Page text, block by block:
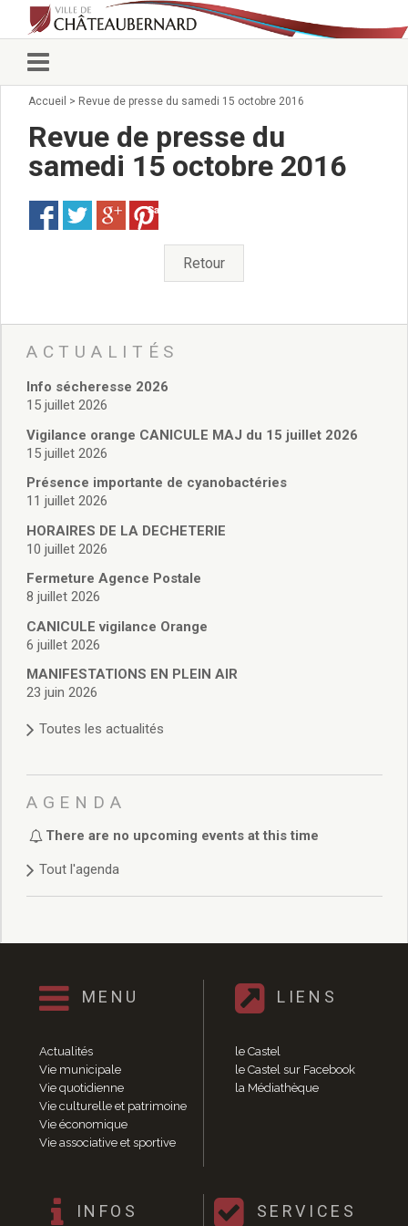
Vie municipale
Conseillers municipaux
Commissions 2026
Arrêtés du Maire
Services municipaux
Pour venir nous voir
administratives
Services Techniques
Affaires Scolaires
Vie associative
Police Municipale/règlementation
Cimetière/réglementation funéraire
Services en ligne
Licences boissons
Cadastre
Actes d’état civil
Budget de Fonctionnement
Budget d’Investissement
Conseils municipaux
Règlement du conseil municipal
Délibérations 2025
Délibérations 2022
Délibérations 2021
Délibérations 2020
Délibérations 2019
Délibérations 2018
Délibérations 2014
Délibérations 2013
Délibérations 2011
Délibérations 2010
Délibérations 2009
Délibérations 2008
Agenda réunions publiques
Marchés publics
Vie quotidienne
Accueil > Revue de presse du samedi 15 octobre 2016
Revue de presse du
samedi 15 octobre 2016
Save
Retour
ACTUALITÉS
Info sécheresse 2026
15 juillet 2026
Vigilance orange CANICULE MAJ du 15 juillet 2026
15 juillet 2026
Présence importante de cyanobactéries
11 juillet 2026
HORAIRES DE LA DECHETERIE
10 juillet 2026
Fermeture Agence Postale
8 juillet 2026
CANICULE vigilance Orange
6 juillet 2026
MANIFESTATIONS EN PLEIN AIR
23 juin 2026
Toutes les actualités
AGENDA
There are no upcoming events at this time
Tout l'agenda
MENU
Actualités
Vie municipale
Vie quotidienne
Vie culturelle et patrimoine
Vie économique
Vie associative et sportive
LIENS
le Castel
le Castel sur Facebook
la Médiathèque
INFOS SERVICES